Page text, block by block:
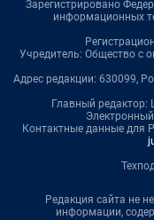
Зарегистрировано
информационных
Учредитель: Общество с
Адрес редакции: 630099,
Главный редактор:
Контактные данные для
Редакция сайта не
информации,